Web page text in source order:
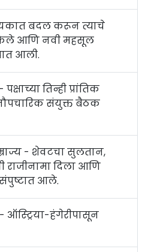
बदल करून त्याचे
केले आणि नवी महसूल
आली.
तिन्ही प्रांतिक
संयुक्त बैठक
- शेवटचा सुलतान,
राजीनामा दिला आणि
संपुष्टात आले.
ऑस्ट्रिया-हंगेरीपासून